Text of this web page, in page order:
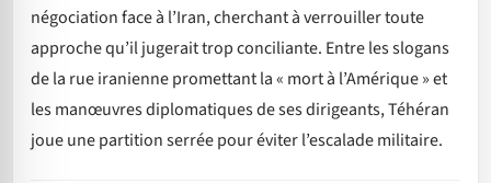
négociation face à l’Iran, cherchant à verrouiller toute
approche qu’il jugerait trop conciliante. Entre les slogans
de la rue iranienne promettant la « mort à l’Amérique » et
les manœuvres diplomatiques de ses dirigeants, Téhéran
joue une partition serrée pour éviter l’escalade militaire.